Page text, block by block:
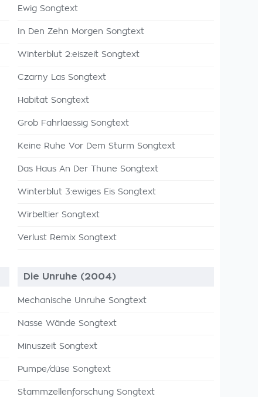
Ewig Songtext
In Den Zehn Morgen Songtext
Winterblut 2:eiszeit Songtext
Czarny Las Songtext
Habitat Songtext
Grob Fahrlaessig Songtext
Keine Ruhe Vor Dem Sturm Songtext
Das Haus An Der Thune Songtext
Winterblut 3:ewiges Eis Songtext
Wirbeltier Songtext
Verlust Remix Songtext
Die Unruhe (2004)
Mechanische Unruhe Songtext
Nasse Wände Songtext
Minuszeit Songtext
Pumpe/düse Songtext
Stammzellenforschung Songtext